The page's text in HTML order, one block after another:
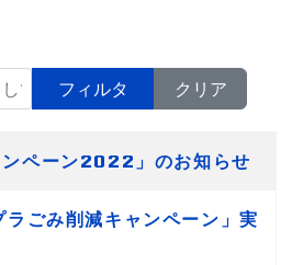
してください
フィルタ クリア
ンペーン2022」のお知らせ
ごみ削減キャンペーン」実